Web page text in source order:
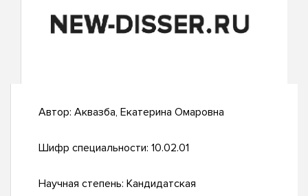
Автор: Аквазба, Екатерина Омаровна
Шифр специальности: 10.02.01
Научная степень: Кандидатская